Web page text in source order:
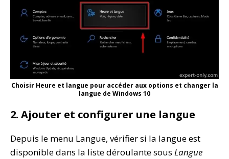
Choisir Heure et langue pour accéder aux options et changer la
langue de Windows 10
2. Ajouter et configurer une langue
Depuis le menu Langue, vérifier si la langue est
disponible dans la liste déroulante sous Langue